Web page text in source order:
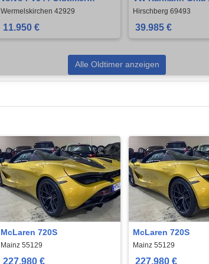
Liebhaberfahrzeug !!!
Wermelskirchen 42929
11.950 €
Coupe
Hirschberg 69493
39.985 €
Alle Oldtimer anzeigen
McLaren 720S
Mainz 55129
227.980 €
McLaren 720S
Mainz 55129
227.980 €